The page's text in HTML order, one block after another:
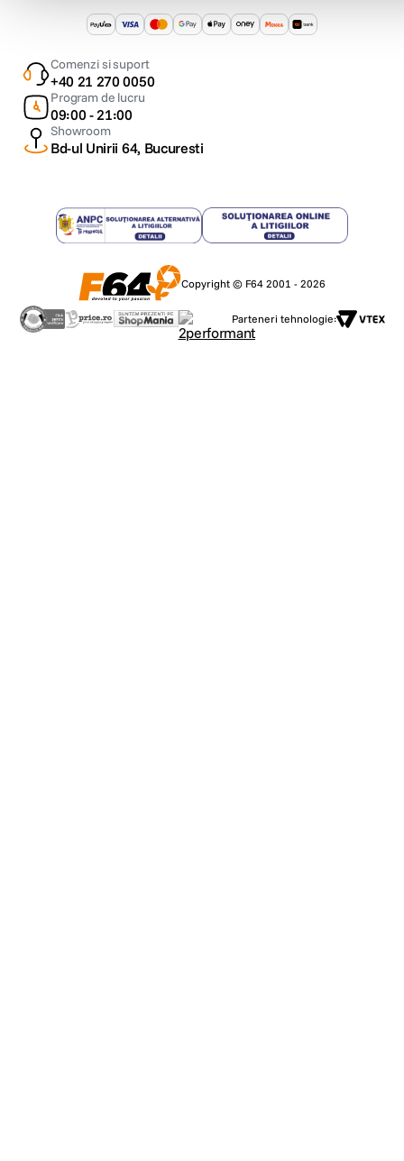
Comenzi si suport
+40 21 270 0050
Program de lucru
09:00 - 21:00
Showroom
Bd-ul Unirii 64, Bucuresti
Copyright © F64 2001 - 2026
Parteneri tehnologie: